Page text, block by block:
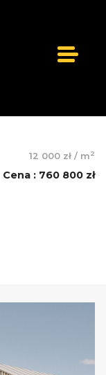
12 000 zł / m2
Cena : 760 800 zł